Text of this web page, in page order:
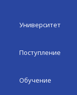
Университет
Поступление
Обучение